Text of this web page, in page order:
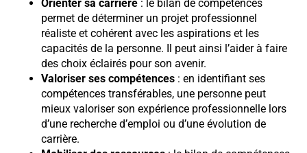
Orienter sa carrière : le bilan de compétences
permet de déterminer un projet professionnel
réaliste et cohérent avec les aspirations et les
capacités de la personne. Il peut ainsi l’aider à faire
des choix éclairés pour son avenir.
Valoriser ses compétences : en identifiant ses
compétences transférables, une personne peut
mieux valoriser son expérience professionnelle lors
d’une recherche d’emploi ou d’une évolution de
carrière.